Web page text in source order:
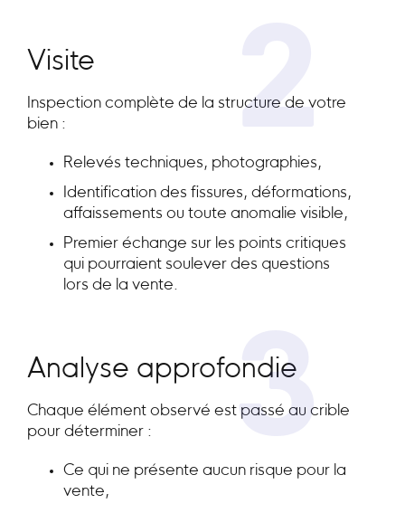
2
Visite
Inspection complète de la structure de votre
bien :
Relevés techniques, photographies,
Identification des fissures, déformations,
affaissements ou toute anomalie visible,
Premier échange sur les points critiques
qui pourraient soulever des questions
lors de la vente.
3
Analyse approfondie
Chaque élément observé est passé au crible
pour déterminer :
Ce qui ne présente aucun risque pour la
vente,